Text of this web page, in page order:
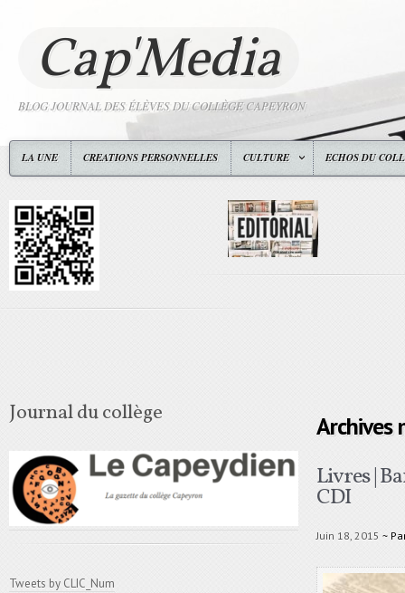
Cap'Media
BLOG JOURNAL DES ÉLÈVES DU COLLÈGE CAPEYRON
LA UNE CREATIONS PERSONNELLES CULTURE ECHOS DU
Archives
Livres |
CDI
Juin 18, 2015 ~
Journal du collège
Tweets by CLIC_Num